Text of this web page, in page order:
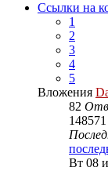
Ссылки на
1
2
3
4
5
Вложения
82
148571
Вт 08